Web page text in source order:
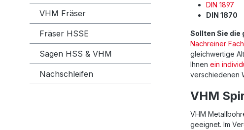
VHM Fräser
Fräser HSSE
Sägen HSS & VHM
Nachschleifen
DIN 1897
DIN 1870
Sollten Sie die
Nachreiner
gleichwertige
Ihnen ein
verschiedenen
VHM
VHM
geeignet. Im